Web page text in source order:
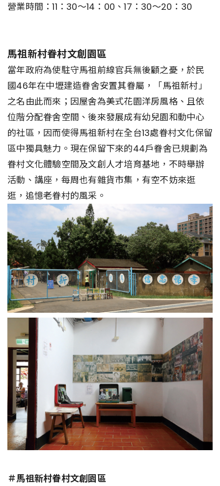
營業時間：11：30～14：00、17：30～20：30
馬祖新村眷村文創園區
當年政府為使駐守馬祖前線官兵無後顧之憂，於民
國46年在中壢建造眷舍安置其眷屬，「馬祖新村」
之名由此而來；因屋舍為美式花園洋房風格、且依
位階分配眷舍空間、後來發展成有幼兒園和動中心
的社區，因而使得馬祖新村在全台13處眷村文化保留
區中獨具魅力。現在保留下來的44戶眷舍已規劃為
眷村文化體驗空間及文創人才培育基地，不時舉辦
活動、講座，每周也有雜貨市集，有空不妨來逛
逛，追憶老眷村的風采。
＃馬祖新村眷村文創園區